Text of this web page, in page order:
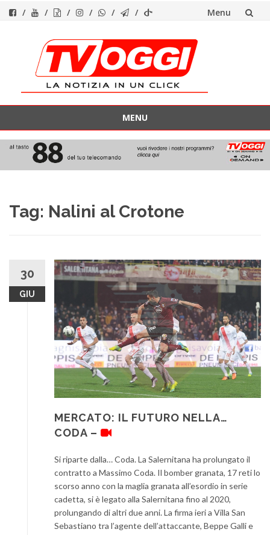
Menu
contenuto
MENU
contenuto
Tag: Nalini al Crotone
30
GIU
MERCATO: IL FUTURO NELLA…
CODA –
Si riparte dalla… Coda. La Salernitana ha prolungato il
contratto a Massimo Coda. Il bomber granata, 17 reti lo
scorso anno con la maglia granata all’esordio in serie
cadetta, si è legato alla Salernitana fino al 2020,
prolungando di altri due anni. La firma ieri a Villa San
Sebastiano tra l’agente dell’attaccante, Beppe Galli e